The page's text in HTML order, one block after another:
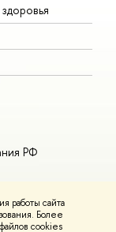
работы сайта
Более
cookies
РФ